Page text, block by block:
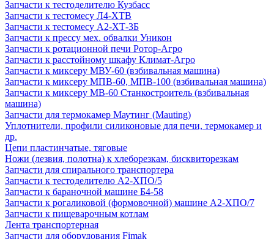
Запчасти к тестоделителю Кузбасс
Запчасти к тестомесу Л4-ХТВ
Запчасти к тестомесу А2-ХТ-3Б
Запчасти к прессу мех. обвалки Уникон
Запчасти к ротационной печи Ротор-Агро
Запчасти к расстойному шкафу Климат-Агро
Запчасти к миксеру МВУ-60 (взбивальная машина)
Запчасти к миксеру МПВ-60, МПВ-100 (взбивальная машина)
Запчасти к миксеру МВ-60 Станкостроитель (взбивальная
машина)
Запчасти для термокамер Маутинг (Mauting)
Уплотнители, профили силиконовые для печи, термокамер и
др.
Цепи пластинчатые, тяговые
Ножи (лезвия, полотна) к хлеборезкам, бисквиторезкам
Запчасти для спирального транспортера
Запчасти к тестоделителю А2-ХПО/5
Запчасти к бараночной машине Б4-58
Запчасти к рогаликовой (формовочной) машине А2-ХПО/7
Запчасти к пищеварочным котлам
Лента транспортерная
Запчасти для оборудования Fimak